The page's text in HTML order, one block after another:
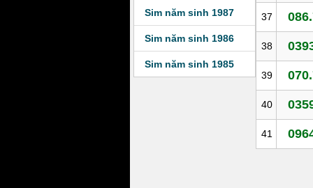
Sim năm sinh 1987
Sim năm sinh 1986
Sim năm sinh 1985
37
38
39
40
41